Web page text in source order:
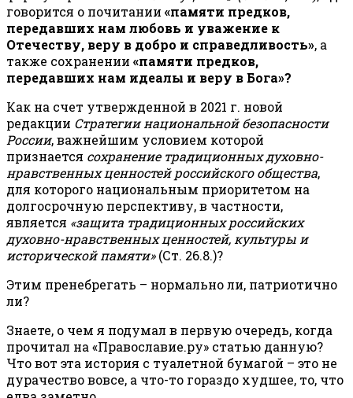
говорится о почитании «памяти предков,
передавших нам любовь и уважение к
Отечеству, веру в добро и справедливость», а
также сохранении «памяти предков,
передавших нам идеалы и веру в Бога»?
Как на счет утвержденной в 2021 г. новой
редакции Стратегии национальной безопасности
России, важнейшим условием которой
признается сохранение традиционных духовно-
нравственных ценностей российского общества,
для которого национальным приоритетом на
долгосрочную перспективу, в частности,
является «защита традиционных российских
духовно-нравственных ценностей, культуры и
исторической памяти»(Ст. 26.8.)?
Этим пренебрегать – нормально ли, патриотично
ли?
Знаете, о чем я подумал в первую очередь, когда
прочитал на «Православие.ру» статью данную?
Что вот эта история с туалетной бумагой – это не
дурачество вовсе, а что-то гораздо худшее, то, что